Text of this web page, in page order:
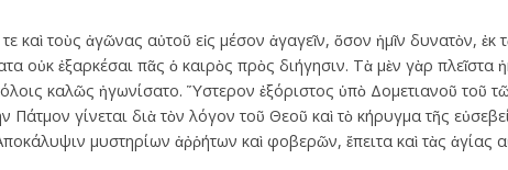
καὶ τοὺς ἀγῶνας αὐτοῦ εἰς μέσον ἀγαγεῖν, ὅσον ἡμῖν δυνατὸν,
οὐκ ἐξαρκέσαι πᾶς ὁ καιρὸς πρὸς διήγησιν. Τὰ μὲν γὰρ
καλῶς ἠγωνίσατο. Ὕστερον ἐξόριστος ὑπὸ Δομετιανοῦ τοῦ
Πάτμον γίνεται διὰ τὸν λόγον τοῦ Θεοῦ καὶ τὸ κήρυγμα τῆς
μυστηρίων ἀῤῥήτων καὶ φοβερῶν, ἔπειτα καὶ τὰς ἁγίας